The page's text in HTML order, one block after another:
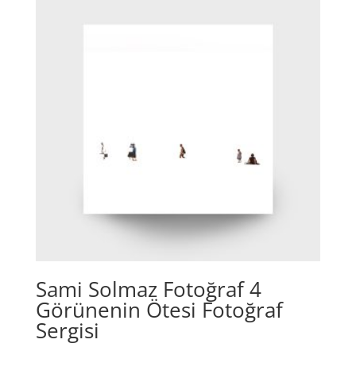
Sami Solmaz Fotoğraf 4
Görünenin Ötesi Fotoğraf
Sergisi